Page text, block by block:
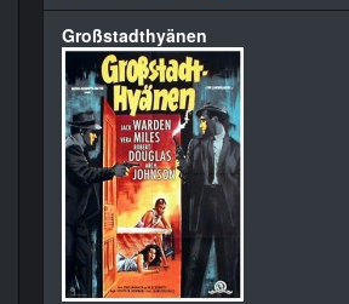
Großstadthyänen